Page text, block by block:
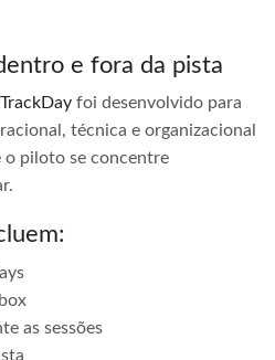
e fora da pista
TrackDay foi desenvolvido para
técnica e organizacional
piloto se concentre
as sessões